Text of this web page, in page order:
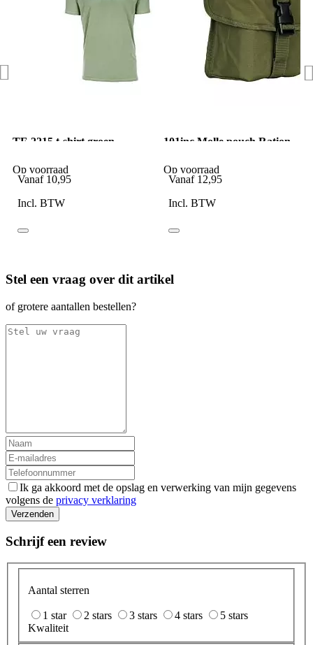
TF-2215 t-shirt groen
Op voorraad
Vanaf 10,95
Incl. BTW
101inc Molle pouch Ration
Op voorraad
Vanaf 12,95
Incl. BTW
Stel een vraag over dit artikel
of grotere aantallen bestellen?
Ik ga akkoord met de opslag en verwerking van mijn gegevens
volgens de privacy verklaring
Verzenden
Schrijf een review
Aantal sterren
1 star 2 stars 3 stars 4 stars
5 stars
Kwaliteit